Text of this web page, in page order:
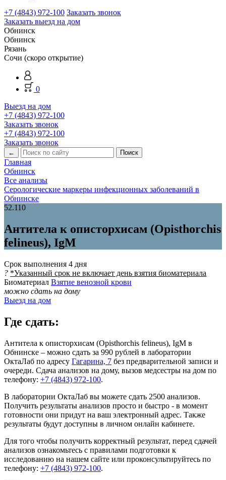
+7 (4843) 972-100 Заказать звонок
Заказать выезд на дом
Обнинск
Обнинск
Рязань
Сочи (скоро открытие)
0
Выезд на дом
+7 (4843) 972-100
Заказать звонок
+7 (4843) 972-100
Заказать звонок
←
Главная
Обнинск
Все анализы
Серологические маркеры инфекционных заболеваний в
Обнинске
52.110
Антитела к описторхисам (Opisthorchis
felineus), IgM
Срок выполнения 4 дня
? *Указанный срок не включает день взятия биоматериала
Биоматериал Взятие венозной крови
можно сдать на дому
Выезд на дом
Где сдать:
Антитела к описторхисам (Opisthorchis felineus), IgM в
Обнинске – можно сдать за 990 рублей в лаборатории
ОктаЛаб по адресу Гагарина, 7 без предварительной записи и
очереди. Сдача анализов на дому, вызов медсестры на дом по
телефону: +7 (4843) 972-100.
В лаборатории ОктаЛаб вы можете сдать 2500 анализов.
Получить результаты анализов просто и быстро - в момент
готовности они придут на ваш электронный адрес. Также
результаты будут доступны в личном онлайн кабинете.
Для того чтобы получить корректный результат, перед сдачей
анализов ознакомьтесь с правилами подготовки к
исследованию на нашем сайте или проконсультируйтесь по
телефону: +7 (4843) 972-100.